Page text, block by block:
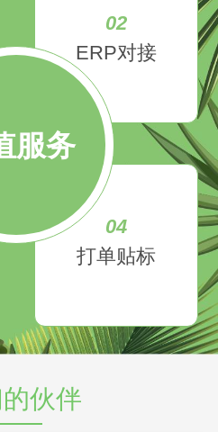
服务
02
ERP对接
04
打单贴标
伙伴